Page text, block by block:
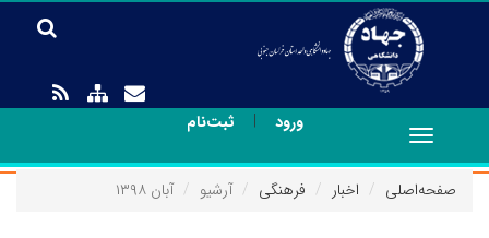
ورود | ثبت‌نام
Toggle
navigation
صفحه‌اصلی
اخبار فرهنگی آرشیو آبان ۱۳۹۸